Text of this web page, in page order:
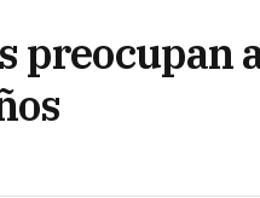
preocupan